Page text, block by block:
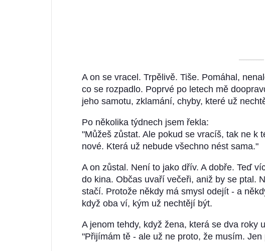
––––––––––
A on se vracel. Trpělivě. Tiše. Pomáhal,
co se rozpadlo. Poprvé po letech mě
jeho samotu, zklamání, chyby, které už
Po několika týdnech jsem řekla:
"Můžeš zůstat. Ale pokud se vracíš, tak ne k
nové. Která už nebude všechno nést sama."
A on zůstal. Není to jako dřív. A dobře. Teď
do kina. Občas uvaří večeři, aniž by se ptal.
stačí. Protože někdy má smysl odejít - a
když oba ví, kým už nechtějí být.
A jenom tehdy, když žena, která se dva roky
"Přijímám tě - ale už ne proto, že musím.